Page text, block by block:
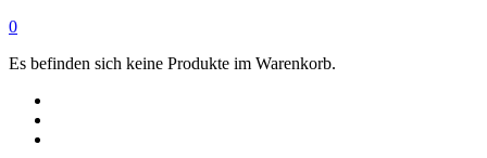
0
Es befinden sich keine Produkte im Warenkorb.